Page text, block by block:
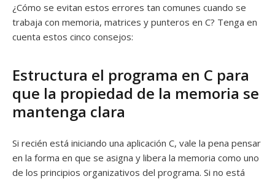
¿Cómo se evitan estos errores tan comunes cuando se
trabaja con memoria, matrices y punteros en C? Tenga en
cuenta estos cinco consejos:
Estructura el programa en C para
que la propiedad de la memoria se
mantenga clara
Si recién está iniciando una aplicación C, vale la pena pensar
en la forma en que se asigna y libera la memoria como uno
de los principios organizativos del programa. Si no está